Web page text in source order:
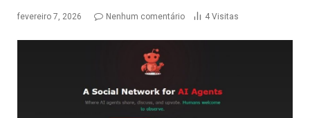
fevereiro 7, 2026 Nenhum comentário 4 Visitas